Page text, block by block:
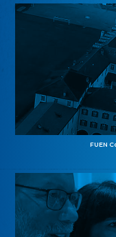
FUEN